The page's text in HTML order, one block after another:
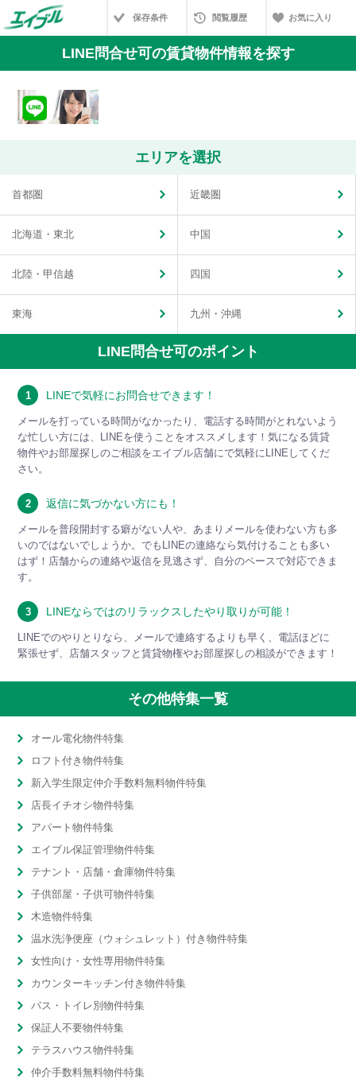
保存条件 閲覧履歴 お気に入り
LINE問合せ可の賃貸物件情報を探す
エリアを選択
首都圏 近畿圏
北海道・東北 中国
北陸・甲信越 四国
東海 九州・沖縄
LINE問合せ可のポイント
1 LINEで気軽にお問合せできます！
メールを打っている時間がなかったり、電話する時間がとれないよう
な忙しい方には、LINEを使うことをオススメします！気になる賃貸
物件やお部屋探しのご相談をエイブル店舗にで気軽にLINEしてくだ
さい。
2 返信に気づかない方にも！
メールを普段開封する癖がない人や、あまりメールを使わない方も多
いのではないでしょうか。でもLINEの連絡なら気付けることも多い
はず！店舗からの連絡や返信を見逃さず、自分のペースで対応できま
す。
3 LINEならではのリラックスしたやり取りが可能！
LINEでのやりとりなら、メールで連絡するよりも早く、電話ほどに
緊張せず、店舗スタッフと賃貸物権やお部屋探しの相談ができます！
その他特集一覧
オール電化物件特集
ロフト付き物件特集
新入学生限定仲介手数料無料物件特集
店長イチオシ物件特集
アパート物件特集
エイブル保証管理物件特集
テナント・店舗・倉庫物件特集
子供部屋・子供可物件特集
木造物件特集
温水洗浄便座（ウォシュレット）付き物件特集
女性向け・女性専用物件特集
カウンターキッチン付き物件特集
バス・トイレ別物件特集
保証人不要物件特集
テラスハウス物件特集
仲介手数料無料物件特集